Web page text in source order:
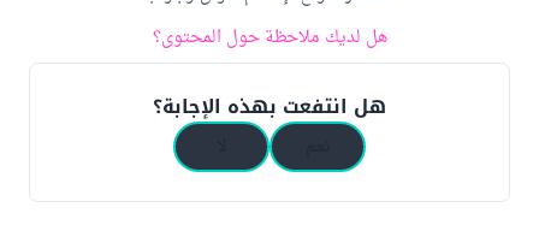
هل لديك ملاحظة حول المحتوى؟
هل انتفعت بهذه الإجابة؟